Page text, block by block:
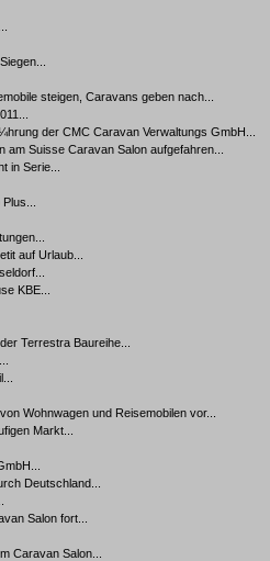
steigen, Caravans geben nach...
der CMC Caravan Verwaltungs GmbH...
Suisse Caravan Salon aufgefahren...
in Serie...
auf Urlaub...
KBE...
Terrestra Baureihe...
Wohnwagen und Reisemobilen vor...
Markt...
Deutschland...
Salon fort...
Caravan Salon...